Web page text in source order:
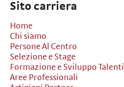
Sito carriera
Home
Chi siamo
Persone Al Centro
Selezione e Stage
Formazione e Sviluppo Talenti
Aree Professionali